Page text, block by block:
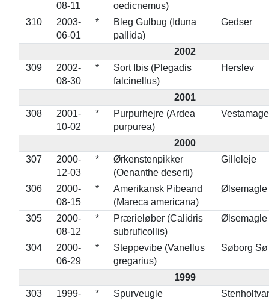
08-11
oedicnemus)
310
2003-
06-01
*
Bleg Gulbug (Iduna
pallida)
Gedser
2002
309
2002-
08-30
*
Sort Ibis (Plegadis
falcinellus)
Herslev
2001
308
2001-
10-02
*
Purpurhejre (Ardea
purpurea)
2000
307
2000-
12-03
*
Ørkenstenpikker
(Oenanthe deserti)
Gilleleje
306
2000-
08-15
*
Amerikansk Pibeand
(Mareca americana)
Ølsemagle
305
2000-
08-12
*
Prærieløber (Calidris
subruficollis)
Ølsemagle
304
2000-
06-29
*
Steppevibe (Vanellus
gregarius)
Søborg Sø
1999
303
1999-
*
Spurveugle